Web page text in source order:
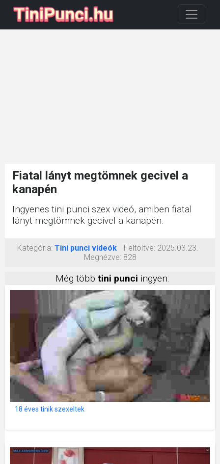
Fiatal lányt megtömnek gecivel a
kanapén
Ingyenes tini punci szex videó, amiben fiatal
lányt megtömnek gecivel a kanapén.
Kategória: Tini punci videók Feltöltve: 2025.03.23.
Megnézve: 828
Még több tini punci ingyen:
18 éves tinik szexeltek